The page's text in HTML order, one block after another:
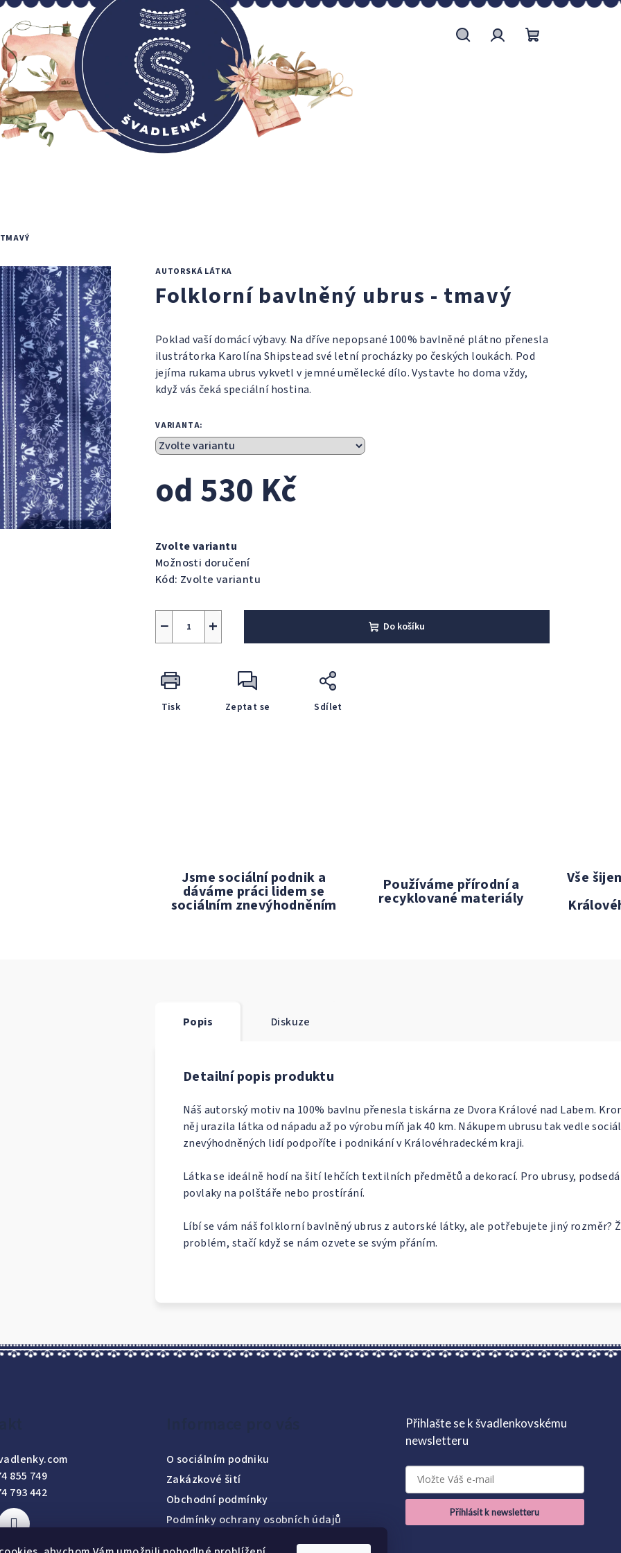
AUTORSKÁ LÁTKA
Folklorní bavlněný ubrus - tmavý
Poklad vaší domácí výbavy. Na dříve nepopsané 100% bavlněné plátno přenesla
ilustrátorka Karolína Shipstead své letní procházky po českých loukách. Pod
jejíma rukama ubrus vykvetl v jemné umělecké dílo. Vystavte ho doma vždy,
když vás čeká speciální hostina.
VARIANTA:
od 530 Kč
cena:
Zvolte variantu
Možnosti doručení
Kód: Zvolte variantu
+
− Do košíku
Tisk Zeptat se Sdílet
Jsme sociální podnik a
dáváme práci lidem se
sociálním znevýhodněním
Používáme přírodní a
recyklované materiály
Vše
Popis Diskuze
Detailní popis produktu
Náš autorský motiv na 100% bavlnu přenesla tiskárna ze Dvora Králové nad Labem.
něj urazila látka od nápadu až po výrobu míň jak 40 km. Nákupem ubrusu tak vedle
znevýhodněných lidí podpoříte i podnikání v Královéhradeckém kraji.
Látka se ideálně hodí na šití lehčích textilních předmětů a dekorací. Pro ubrusy,
povlaky na polštáře nebo prostírání.
Líbí se vám náš folklorní bavlněný ubrus z autorské látky, ale potřebujete jiný rozměr?
problém, stačí když se nám ozvete se svým přáním.
855 749
793 442
O sociálním podniku
Zakázkové šití
Obchodní podmínky
Podmínky ochrany osobních údajů
Přihlašte se k švadlenkovskému
newsletteru
Přihlásit k newsletteru